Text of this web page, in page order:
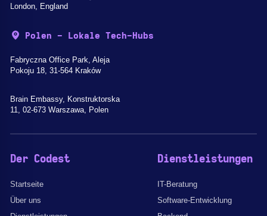
London, England
Polen - Lokale Tech-Hubs
Fabryczna Office Park, Aleja
Pokoju 18, 31-564 Kraków
Brain Embassy, Konstruktorska
11, 02-673 Warszawa, Polen
Der Codest
Startseite
Über uns
Dienstleistungen
IT-Beratung
Software-Entwicklung